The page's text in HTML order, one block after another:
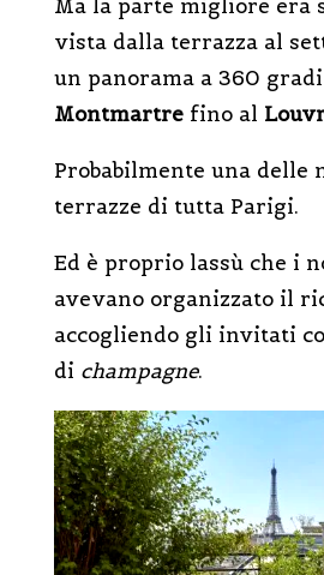
Ma la parte migliore era
vista dalla terrazza al
un panorama a 360
Montmartrefino al
Probabilmente una delle
terrazze di tutta Parigi.
Ed è proprio lassù che i
avevano organizzato il
accogliendo gli invitati
di champagne.